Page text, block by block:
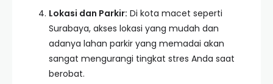
Lokasi dan Parkir: Di kota macet seperti
Surabaya, akses lokasi yang mudah dan
adanya lahan parkir yang memadai akan
sangat mengurangi tingkat stres Anda saat
berobat.